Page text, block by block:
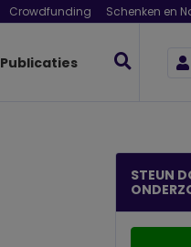
Crowdfunding Schenken en
Publicaties
STEUN